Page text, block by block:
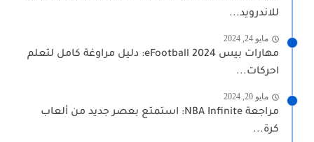
للاندرويد...
مايو 24, 2024
مهارات بيس eFootball 2024: دليل مراوغة كامل لتعلم
احركات...
مايو 20, 2024
مراجعة NBA Infinite: استمتع بعصر جديد من ألعاب
كرة...